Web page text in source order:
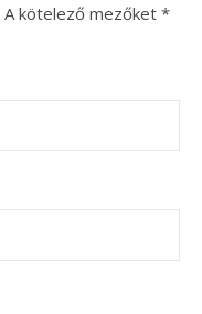
A kötelező mezőket *